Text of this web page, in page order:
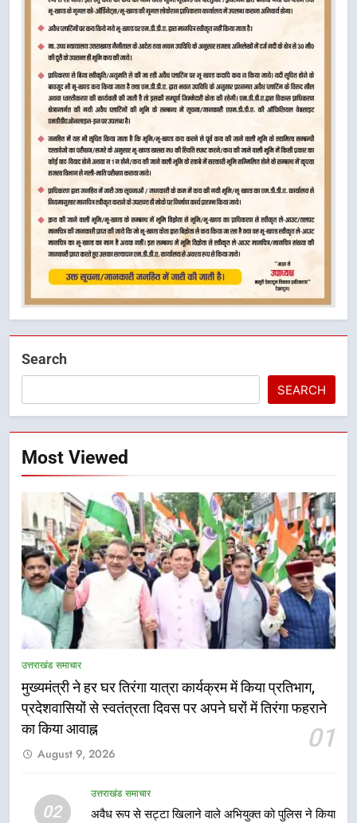
Search
SEARCH
Most Viewed
उत्तराखंड समाचार
मुख्यमंत्री ने हर घर तिरंगा यात्रा कार्यक्रम में किया प्रतिभाग,
प्रदेशवासियों से स्वतंत्रता दिवस पर अपने घरों में तिरंगा फहराने
का किया आवाह्न
01
August 9, 2026
02
उत्तराखंड समाचार
अवैध रूप से सट्टा खिलाने वाले अभियुक्त को पुलिस ने किया
5
तकनीकी शिक्षा विभाग प्रदेशभर में
उत्तराखंड समाचार
6
उत्तराखंड समाचार